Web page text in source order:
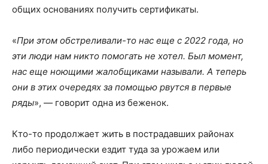
общих основаниях получить сертификаты.
«При этом обстреливали-то нас еще с 2022 года, но
эти люди нам никто помогать не хотел. Был момент,
нас еще ноющими жалобщиками называли. А теперь
они в этих очередях за помощью рвутся в первые
ряды», — говорит одна из беженок.
Кто-то продолжает жить в пострадавших районах
либо периодически ездит туда за урожаем или